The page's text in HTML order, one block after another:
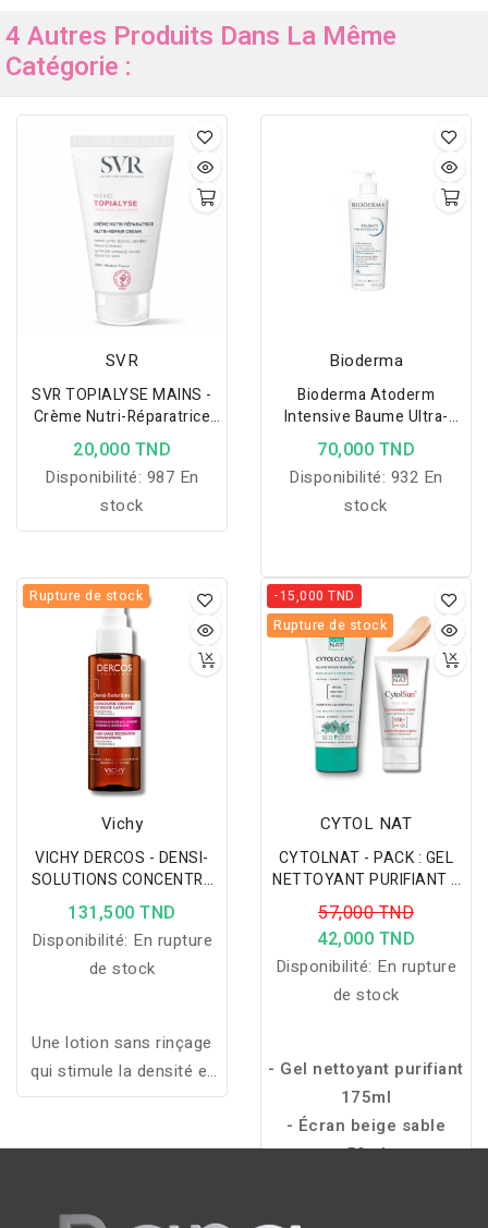
4 Autres Produits Dans La Même
Catégorie :
SVR
SVR TOPIALYSE MAINS -
Crème Nutri-Réparatrice
50ML
20,000 TND
Disponibilité: 987 En
stock
Bioderma
Bioderma Atoderm
Intensive Baume Ultra-
Apaisant 500 Ml
70,000 TND
Disponibilité: 932 En
stock
Rupture de stock
Vichy
VICHY DERCOS - DENSI-
SOLUTIONS CONCENTRE
CREATEUR DE MASSE
CAPILLAIRE 100ML
131,500 TND
Disponibilité: En rupture
de stock
Une lotion sans rinçage
qui stimule la densité et
la résistance des
le cuir chevelu, idéale
souffrant de perte de
-15,000 TND
Rupture de stock
CYTOL NAT
CYTOLNAT - PACK : GEL
NETTOYANT PURIFIANT +
ECRAN BEIGE SABLE
57,000 TND
42,000 TND
Disponibilité: En rupture
de stock
- Gel nettoyant purifiant
175ml
- Écran beige sable
50ml